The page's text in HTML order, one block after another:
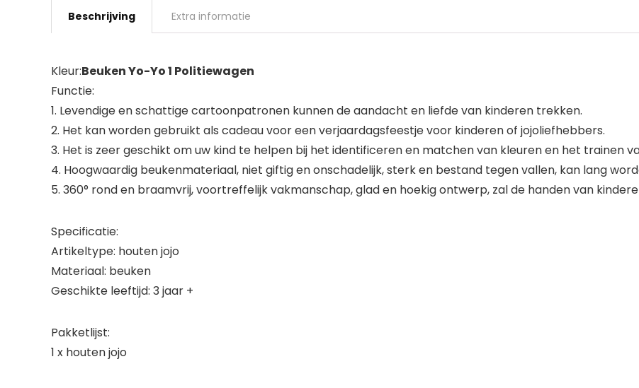
Beschrijving Extra informatie
Kleur:Beuken Yo-Yo 1 Politiewagen
Functie:
1. Levendige en schattige cartoonpatronen kunnen de aandacht en liefde van kinderen trekken.
2. Het kan worden gebruikt als cadeau voor een verjaardagsfeestje voor kinderen of jojoliefhebbers.
3. Het is zeer geschikt om uw kind te helpen bij het identificeren en matchen van kleuren en het trainen
4. Hoogwaardig beukenmateriaal, niet giftig en onschadelijk, sterk en bestand tegen vallen, kan lang
5. 360° rond en braamvrij, voortreffelijk vakmanschap, glad en hoekig ontwerp, zal de handen van
Specificatie:
Artikeltype: houten jojo
Materiaal: beuken
Geschikte leeftijd: 3 jaar +
Pakketlijst:
1 x houten jojo